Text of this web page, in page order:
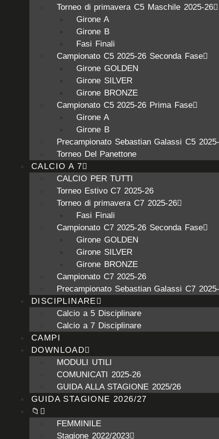
Torneo di primavera C5 Maschile 2025-26
Girone A
Girone B
Fasi Finali
Campionato C5 2025-26 Seconda Fase
Girone GOLDEN
Girone SILVER
Girone BRONZE
Campionato C5 2025-26 Prima Fase
Girone A
Girone B
Precampionato Sebastian Galassi C5
Torneo Del Panettone
CALCIO A 7
CALCIO PER TUTTI
Torneo Estivo C7 2025-26
Torneo di primavera C7 2025-26
Fasi Finali
Campionato C7 2025-26 Seconda Fase
Girone GOLDEN
Girone SILVER
Girone BRONZE
Campionato C7 2025-26
Precampionato Sebastian Galassi C7
DISCIPLINARE
Calcio a 5 Disciplinare
Calcio a 7 Disciplinare
CAMPI
DOWNLOAD
MODULI UTILI
COMUNICATI 2025-26
GUIDA ALLA STAGIONE 2025/26
GUIDA STAGIONE 2026/27
📁
FEMMINILE
Stagione 2022/2023